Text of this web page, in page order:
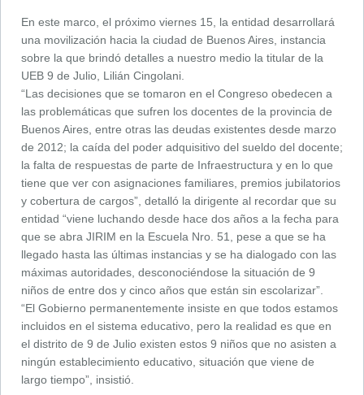
En este marco, el próximo viernes 15, la entidad desarrollará
una movilización hacia la ciudad de Buenos Aires, instancia
sobre la que brindó detalles a nuestro medio la titular de la
UEB 9 de Julio, Lilián Cingolani.
“Las decisiones que se tomaron en el Congreso obedecen a
las problemáticas que sufren los docentes de la provincia de
Buenos Aires, entre otras las deudas existentes desde marzo
de 2012; la caída del poder adquisitivo del sueldo del docente;
la falta de respuestas de parte de Infraestructura y en lo que
tiene que ver con asignaciones familiares, premios jubilatorios
y cobertura de cargos”, detalló la dirigente al recordar que su
entidad “viene luchando desde hace dos años a la fecha para
que se abra JIRIM en la Escuela Nro. 51, pese a que se ha
llegado hasta las últimas instancias y se ha dialogado con las
máximas autoridades, desconociéndose la situación de 9
niños de entre dos y cinco años que están sin escolarizar”.
“El Gobierno permanentemente insiste en que todos estamos
incluidos en el sistema educativo, pero la realidad es que en
el distrito de 9 de Julio existen estos 9 niños que no asisten a
ningún establecimiento educativo, situación que viene de
largo tiempo”, insistió.